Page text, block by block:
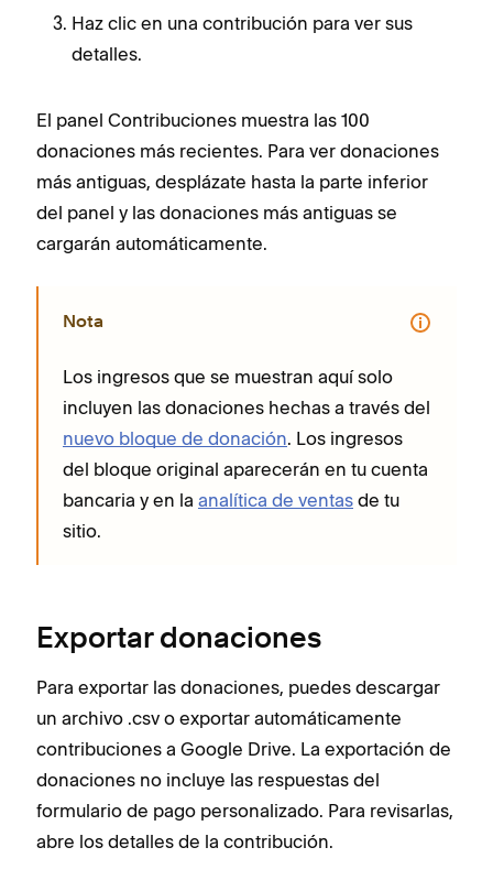
Haz clic en una contribución para ver sus
detalles.
El panel Contribuciones muestra las 100
donaciones más recientes. Para ver donaciones
más antiguas, desplázate hasta la parte inferior
del panel y las donaciones más antiguas se
cargarán automáticamente.
Nota
Los ingresos que se muestran aquí solo
incluyen las donaciones hechas a través del
nuevo bloque de donación. Los ingresos
del bloque original aparecerán en tu cuenta
bancaria y en la analítica de ventas de tu
sitio.
Exportar donaciones
Para exportar las donaciones, puedes descargar
un archivo .csv o exportar automáticamente
contribuciones a Google Drive. La exportación de
donaciones no incluye las respuestas del
formulario de pago personalizado. Para revisarlas,
abre los detalles de la contribución.